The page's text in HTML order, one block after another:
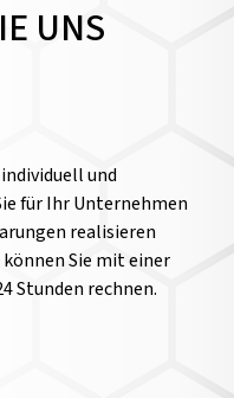
UNS
und
für Ihr Unternehmen
realisieren
Sie mit einer
Stunden rechnen.